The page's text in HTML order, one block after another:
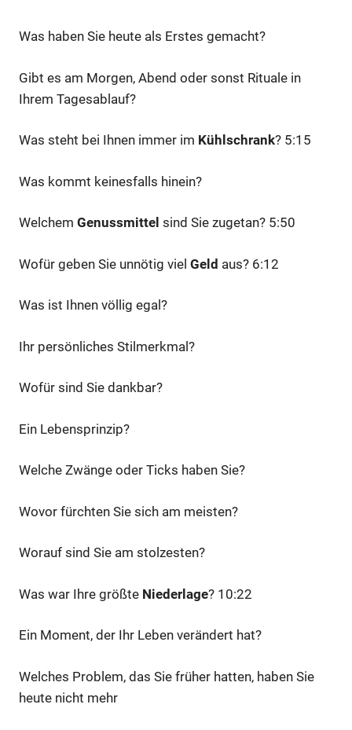
Was haben Sie heute als Erstes gemacht?
Gibt es am Morgen, Abend oder sonst Rituale in
Ihrem Tagesablauf?
Was steht bei Ihnen immer im Kühlschrank? 5:15
Was kommt keinesfalls hinein?
Welchem Genussmittel sind Sie zugetan? 5:50
Wofür geben Sie unnötig viel Geld aus? 6:12
Was ist Ihnen völlig egal?
Ihr persönliches Stilmerkmal?
Wofür sind Sie dankbar?
Ein Lebensprinzip?
Welche Zwänge oder Ticks haben Sie?
Wovor fürchten Sie sich am meisten?
Worauf sind Sie am stolzesten?
Was war Ihre größte Niederlage? 10:22
Ein Moment, der Ihr Leben verändert hat?
Welches Problem, das Sie früher hatten, haben Sie
heute nicht mehr